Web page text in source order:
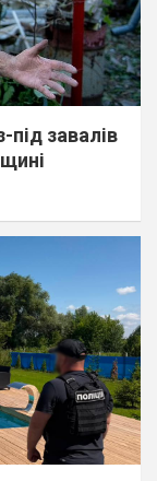
під завалів